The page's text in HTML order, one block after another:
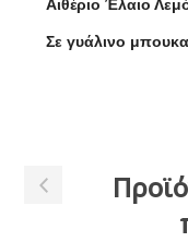
Αιθέριο Έλαιο
Σε γυάλινο